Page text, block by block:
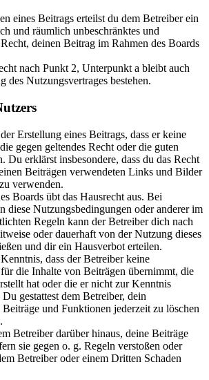
eines Beitrags erteilst du dem Betreiber ein
und räumlich unbeschränktes und
deinen Beitrag im Rahmen des Boards
nach Punkt 2, Unterpunkt a bleibt auch
des Nutzungsvertrages bestehen.
Erstellung eines Beitrags, dass er keine
gegen geltendes Recht oder die guten
Du erklärst insbesondere, dass du das Recht
Beiträgen verwendeten Links und Bilder
verwenden.
Boards übt das Hausrecht aus. Bei
diese Nutzungsbedingungen oder anderer im
Regeln kann der Betreiber dich nach
oder dauerhaft von der Nutzung dieses
und dir ein Hausverbot erteilen.
dass der Betreiber keine
die Inhalte von Beiträgen übernimmt, die
hat oder die er nicht zur Kenntnis
gestattest dem Betreiber, dein
und Funktionen jederzeit zu löschen
Betreiber darüber hinaus, deine Beiträge
sie gegen o. g. Regeln verstoßen oder
Betreiber oder einem Dritten Schaden